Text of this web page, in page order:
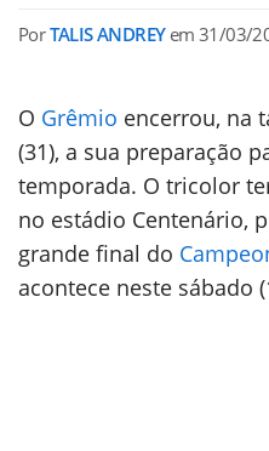
PorTALIS ANDREYem31/03/
O Grêmio encerrou, na
(31), a sua preparação
temporada. O tricolor
no estádio Centenário,
grande final do
acontece neste sábado